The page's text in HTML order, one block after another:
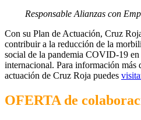
Responsable Alianzas con
Con su Plan de Actuación, Cruz
contribuir a la reducción de la
social de la pandemia COVID-19
internacional. Para información más
actuación de Cruz Roja puedes
OFERTA de